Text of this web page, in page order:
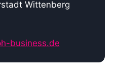
Wittenberg
business.de